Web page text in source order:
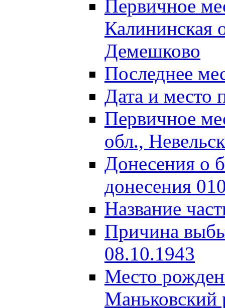
Первичное
Калининская
Демешково
Последнее
Дата и место
Первичное
обл.,
Донесения о
донесения
Название
Причина
08.10.1943
Место
Маньковский